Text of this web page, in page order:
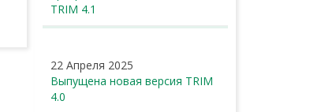
TRIM 4.1
22 Апреля 2025
Выпущена новая версия TRIM
4.0